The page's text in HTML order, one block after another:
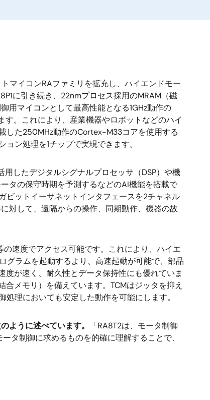
マイコンRAファミリを拡充し、ハイエンドモー
に引き続き、22nmプロセス採用のMRAM（磁
用マイコンとして最高性能となる1GHz動作の
。これにより、産業機器やロボットなどのハイ
した250MHz動作のCortex-M33コアを使用する
ン処理を1チップで実現できます。
したデジタルシグナルプロセッサ（DSP）や機
タの保守時期を予測するなどのAI機能を搭載で
ビットイーサネットインタフェースを2チャネル
対して、遠隔からの操作、同期動作、機器の故
速度でアクセス可能です。これにより、ハイエ
グラムを起動するより、高速起動が可能で、部品
が速く、耐久性とデータ保持性にも優れていま
メモリ）を備えています。TCMはジッタを抑え
理においても安定した動作を可能にします。
ように述べています。
「RA8T2は、モータ制御
タ制御に求めるものを的確に理解することで、